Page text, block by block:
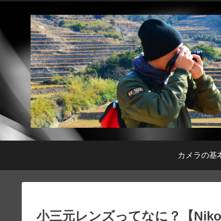
カメラの基
小三元レンズってなに？【